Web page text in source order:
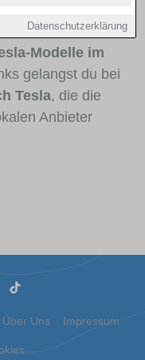
Datenschutzerklärung
ist. Viele
und
Modelle im
gelangst du bei
Tesla, die die
Anbieter
Über Uns Impressum